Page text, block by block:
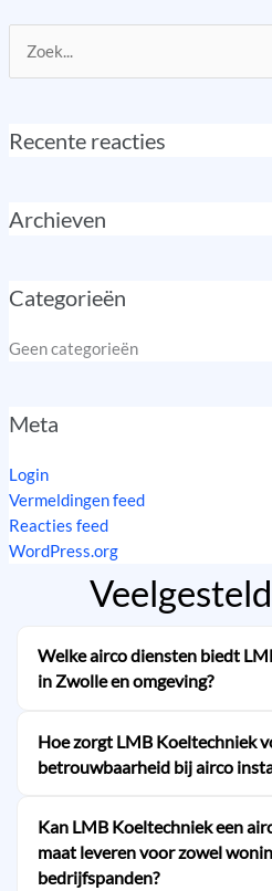
Zoek
naar:
Recente reacties
Archieven
Categorieën
Geen categorieën
Meta
Login
Vermeldingen feed
Reacties feed
WordPress.org
Welke airco diensten biedt
in Zwolle en omgeving?
hoogwaardige en
airco-systemen voor zowel
Wij werken vanuit Zwolle en
bedrijf werken we uitsluitend
merken, wat garant staat voor
betrouwbaarheid. Bovendien
Hoe zorgt LMB Koeltechniek
betrouwbaarheid bij airco
betrouwbaarheid door
gerenommeerde A-merken en
bezitten. Dit betekent dat onze
Kan LMB Koeltechniek een
maat leveren voor zowel
bedrijfspanden?